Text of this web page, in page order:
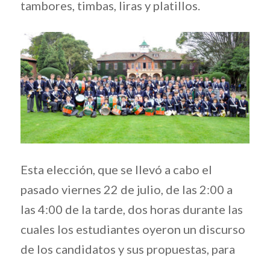
tambores, timbas, liras y platillos.
Esta elección, que se llevó a cabo el
pasado viernes 22 de julio, de las 2:00 a
las 4:00 de la tarde, dos horas durante las
cuales los estudiantes oyeron un discurso
de los candidatos y sus propuestas, para